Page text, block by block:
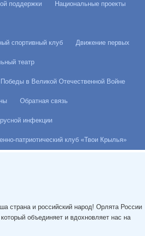
поддержки Национальные проекты
спортивный клуб Движение первых
театр
в Великой Отечественной Войне
Обратная связь
инфекции
патриотический клуб «Твои Крылья»
страна и российский народ! Орлята России
объединяет и вдохновляет нас на